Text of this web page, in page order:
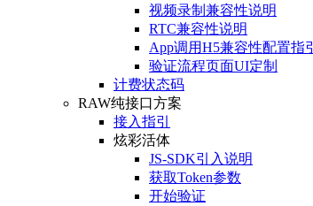
视频录制兼容性说明
RTC兼容性说明
App调用H5兼容性配置指引
验证流程页面UI定制
计费状态码
RAW纯接口方案
接入指引
炫彩活体
JS-SDK引入说明
获取Token参数
开始验证